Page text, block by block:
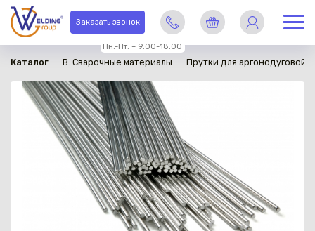
Заказать звонок
Пн.-Пт. – 9:00-18:00
Каталог B. Сварочные материалы Прутки для аргонодуговой
в наличии